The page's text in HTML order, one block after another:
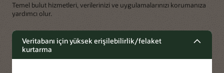
Temel bulut hizmetleri, verilerinizi ve uygulamalarınızı korumanıza
yardımcı olur.
Veritabanı için yüksek erişilebilirlik/felaket
kurtarma